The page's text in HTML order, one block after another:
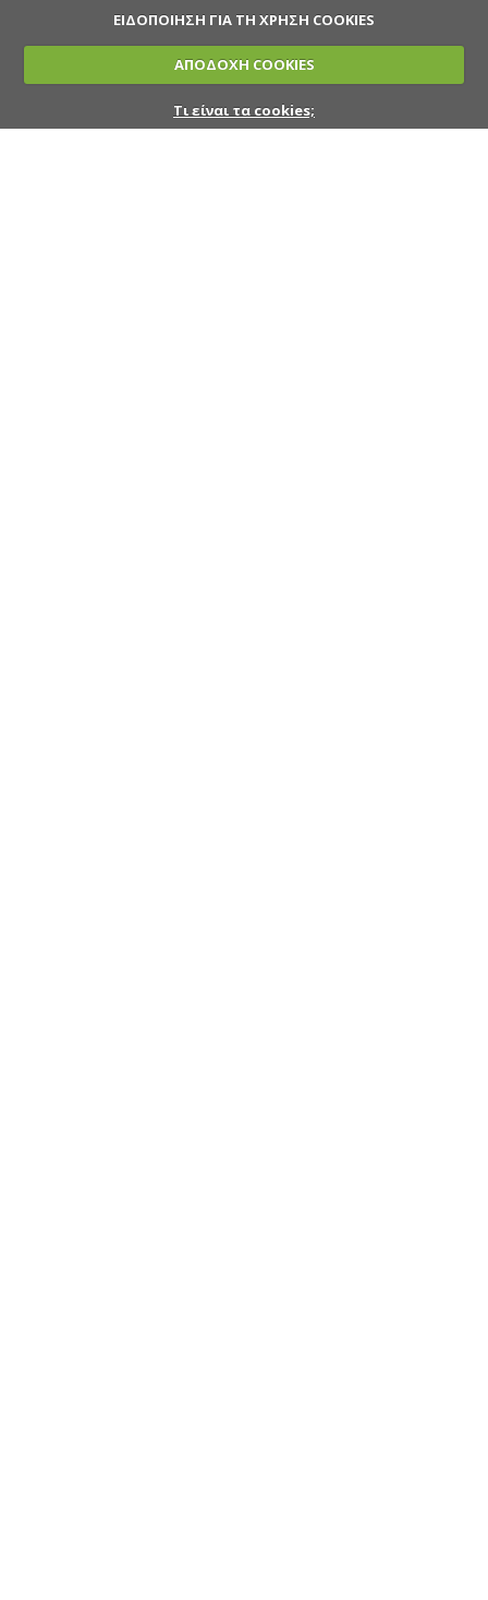
ΕΙΔΟΠΟΙΗΣΗ ΓΙΑ ΤΗ ΧΡΗΣΗ COOKIES
ΑΠΟΔΟΧΗ COOKIES
Τι είναι τα cookies;